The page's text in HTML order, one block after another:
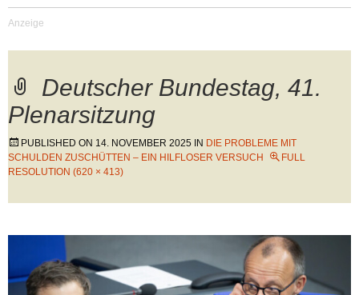
Deutscher Bundestag, 41.
Plenarsitzung
PUBLISHED ON 14. NOVEMBER 2025 IN DIE PROBLEME MIT
SCHULDEN ZUSCHÜTTEN – EIN HILFLOSER VERSUCH
FULL
RESOLUTION (620 × 413)